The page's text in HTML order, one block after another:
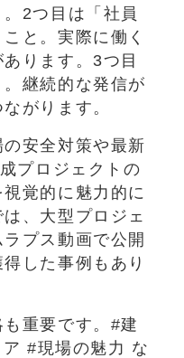
2つ目は「社員
と。実際に働く
ります。3つ目
継続的な発信が
がります。
安全対策や最新
プロジェクトの
覚的に魅力的に
、大型プロジェ
プス動画で公開
した事例もあり
重要です。#建
#現場の魅力 な